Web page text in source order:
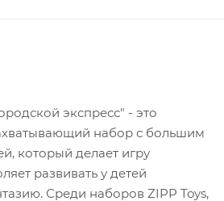
экспресс" - это
набор с большим
который делает игру
развивать у детей
Среди наборов ZIPP Toys,